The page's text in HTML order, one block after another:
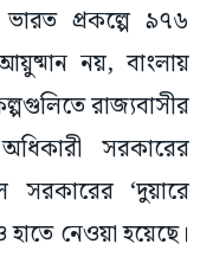
প্রকল্পে ৯৭৬
নয়, বাংলায়
রাজ্যবাসীর
সরকারের
সরকারের ‘দুয়ারে
নেওয়া হয়েছে।